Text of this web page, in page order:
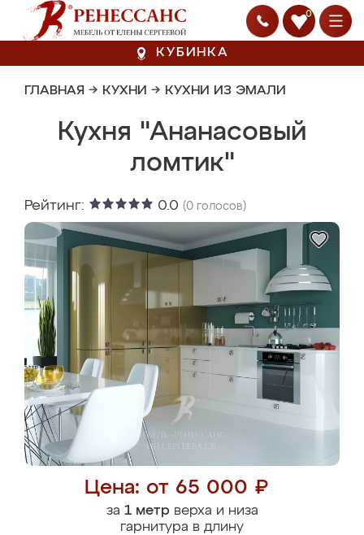
0
КУБИНКА
ГЛАВНАЯ → КУХНИ → КУХНИ ИЗ ЭМАЛИ
Кухня "Ананасовый
ломтик"
Рейтинг: 0.0 (0 голосов)
Цена: от 65 000 ₽
за 1 метрверха и низа
гарнитура в длину